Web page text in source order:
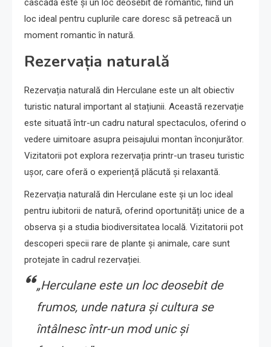
cascadă este și un loc deosebit de romantic, fiind un
loc ideal pentru cuplurile care doresc să petreacă un
moment romantic în natură.
Rezervația naturală
Rezervația naturală din Herculane este un alt obiectiv
turistic natural important al stațiunii. Această rezervație
este situată într-un cadru natural spectaculos, oferind o
vedere uimitoare asupra peisajului montan înconjurător.
Vizitatorii pot explora rezervația printr-un traseu turistic
ușor, care oferă o experiență plăcută și relaxantă.
Rezervația naturală din Herculane este și un loc ideal
pentru iubitorii de natură, oferind oportunități unice de a
observa și a studia biodiversitatea locală. Vizitatorii pot
descoperi specii rare de plante și animale, care sunt
protejate în cadrul rezervației.
„Herculane este un loc deosebit de
frumos, unde natura și cultura se
întâlnesc într-un mod unic și